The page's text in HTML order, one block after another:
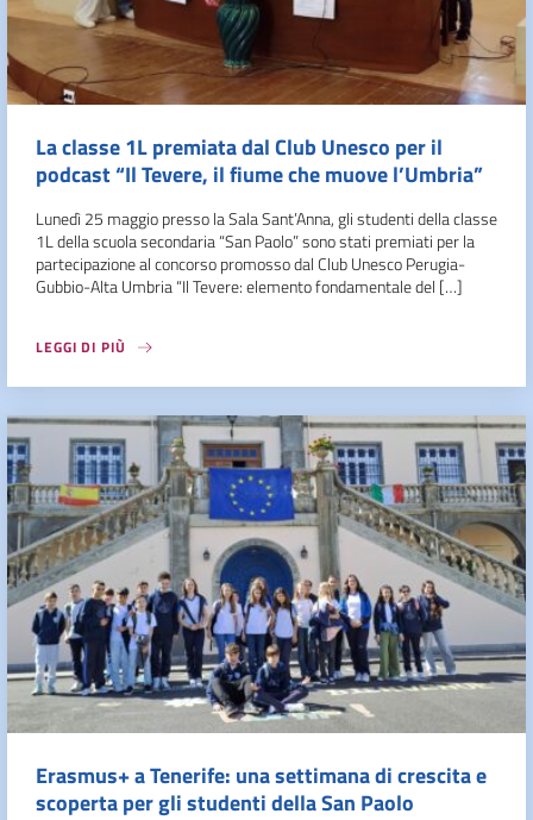
La classe 1L premiata dal Club Unesco per il
podcast “Il Tevere, il fiume che muove l’Umbria”
Lunedì 25 maggio presso la Sala Sant’Anna, gli studenti della classe
1L della scuola secondaria “San Paolo” sono stati premiati per la
partecipazione al concorso promosso dal Club Unesco Perugia-
Gubbio-Alta Umbria “Il Tevere: elemento fondamentale del […]
LEGGI DI PIÙ
Erasmus+ a Tenerife: una settimana di crescita e
scoperta per gli studenti della San Paolo